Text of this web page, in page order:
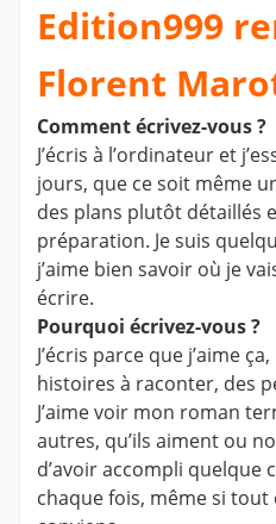
Edition999
Florent
Comment écrivez-vous ?
J’écris à l’ordinateur et
jours, que ce soit même
des plans plutôt détaillés
préparation. Je suis
j’aime bien savoir où je
écrire.
Pourquoi écrivez-vous ?
J’écris parce que j’aime
histoires à raconter, des
J’aime voir mon roman
autres, qu’ils aiment ou
d’avoir accompli quelque
chaque fois, même si tout